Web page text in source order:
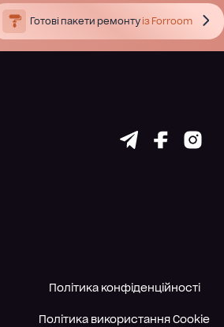
Готові пакети ремонтуіз Forroom
Політика конфіденційності
Політика використання Cookie